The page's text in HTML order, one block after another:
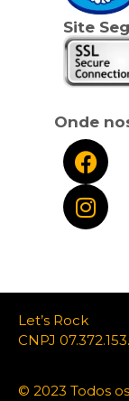
Site
Onde
Let’s Rock
CNPJ
© 2023 Todos